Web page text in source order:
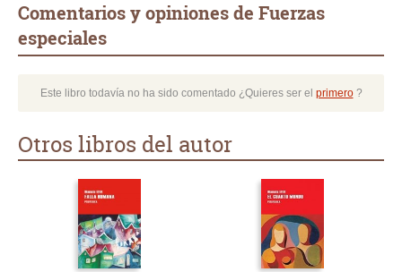
Comentarios y opiniones de Fuerzas
especiales
Este libro todavía no ha sido comentado ¿Quieres ser el primero?
Otros libros del autor